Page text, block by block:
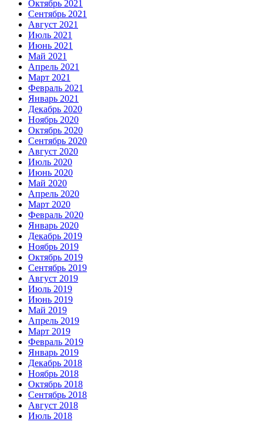
Октябрь 2021
Сентябрь 2021
Август 2021
Июль 2021
Июнь 2021
Май 2021
Апрель 2021
Март 2021
Февраль 2021
Январь 2021
Декабрь 2020
Ноябрь 2020
Октябрь 2020
Сентябрь 2020
Август 2020
Июль 2020
Июнь 2020
Май 2020
Апрель 2020
Март 2020
Февраль 2020
Январь 2020
Декабрь 2019
Ноябрь 2019
Октябрь 2019
Сентябрь 2019
Август 2019
Июль 2019
Июнь 2019
Май 2019
Апрель 2019
Март 2019
Февраль 2019
Январь 2019
Декабрь 2018
Ноябрь 2018
Октябрь 2018
Сентябрь 2018
Август 2018
Июль 2018